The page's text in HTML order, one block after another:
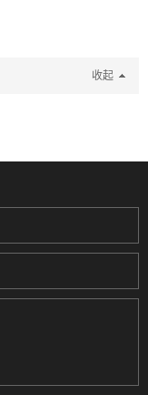
收起